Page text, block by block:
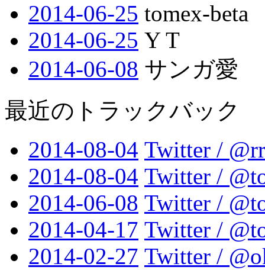
2014-06-25 tomex-beta
2014-06-25 Y T
2014-06-08 サンガ愛
最近のトラックバック
2014-08-04 Twitter /
2014-08-04 Twitter /
2014-06-08 Twitter /
2014-04-17 Twitter /
2014-02-27 Twitter /